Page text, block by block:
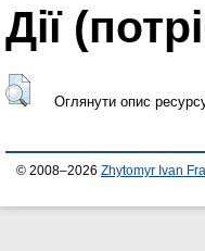
Дії
Оглянути опис
© 2008–2026 Zhytomyr Ivan